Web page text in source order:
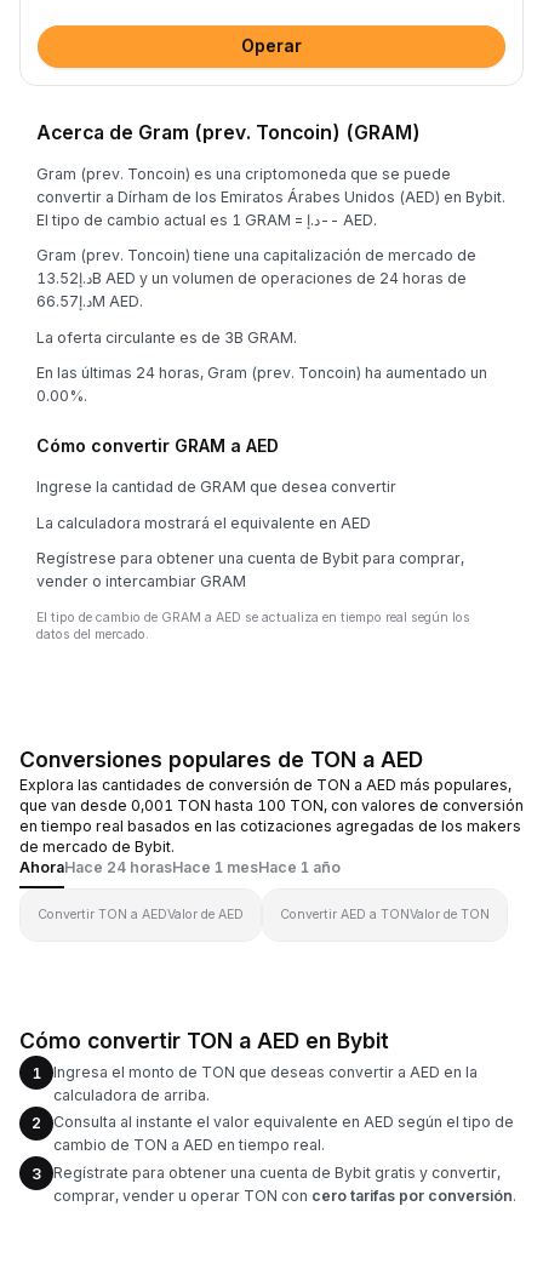
Operar
Acerca de Gram (prev. Toncoin) (GRAM)
Gram (prev. Toncoin) es una criptomoneda que se puede
convertir a Dírham de los Emiratos Árabes Unidos (AED) en Bybit.
El tipo de cambio actual es 1 GRAM = د.إ-- AED.
Gram (prev. Toncoin) tiene una capitalización de mercado de
د.إ13.52B AED y un volumen de operaciones de 24 horas de
د.إ66.57M AED.
La oferta circulante es de 3B GRAM.
En las últimas 24 horas, Gram (prev. Toncoin) ha aumentado un
0.00%.
Cómo convertir GRAM a AED
Ingrese la cantidad de GRAM que desea convertir
La calculadora mostrará el equivalente en AED
Regístrese para obtener una cuenta de Bybit para comprar,
vender o intercambiar GRAM
El tipo de cambio de GRAM a AED se actualiza en tiempo real según los
datos del mercado.
Conversiones populares de TON a AED
Explora las cantidades de conversión de TON a AED más populares,
que van desde 0,001 TON hasta 100 TON, con valores de conversión
en tiempo real basados en las cotizaciones agregadas de los makers
de mercado de Bybit.
AhoraHace 24 horasHace 1 mesHace 1 año
Convertir TON a AEDValor de AED Convertir AED a TONValor de TON
Cómo convertir TON a AED en Bybit
1
Ingresa el monto de TON que deseas convertir a AED en la
calculadora de arriba.
2
Consulta al instante el valor equivalente en AED según el tipo de
cambio de TON a AED en tiempo real.
3
Regístrate para obtener una cuenta de Bybit gratis y convertir,
comprar, vender u operar TON con cero tarifas por conversión.